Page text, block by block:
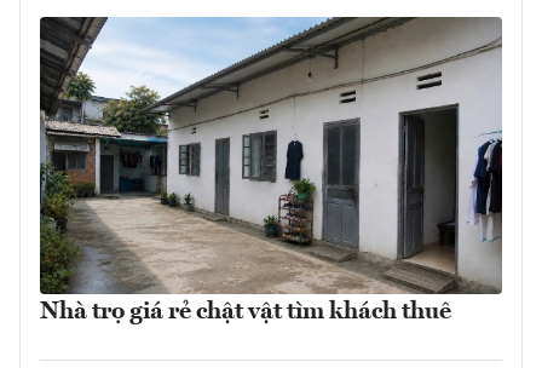
Nhà trọ giá rẻ chật vật tìm khách thuê